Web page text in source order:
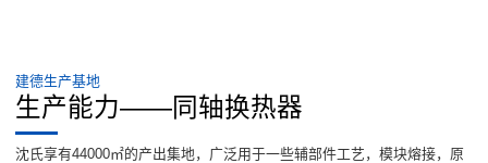
建德生产基地
生产能力——同轴换热器
沈氏享有44000㎡的产出集地，广泛用于一些辅部件工艺，模块熔接，原